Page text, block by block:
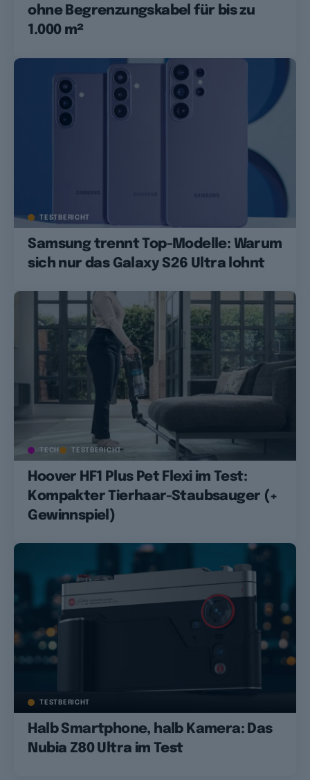
ohne Begrenzungskabel für bis zu
1.000 m²
TESTBERICHT
Samsung trennt Top-Modelle: Warum
sich nur das Galaxy S26 Ultra lohnt
TECH TESTBERICHT
Hoover HF1 Plus Pet Flexi im Test:
Kompakter Tierhaar-Staubsauger (+
Gewinnspiel)
TESTBERICHT
Halb Smartphone, halb Kamera: Das
Nubia Z80 Ultra im Test